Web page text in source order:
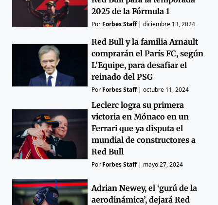
2025 de la Fórmula 1
Por Forbes Staff|diciembre 13, 2024
Red Bull y la familia Arnault
comprarán el París FC, según
L’Equipe, para desafiar el
reinado del PSG
Por Forbes Staff|octubre 11, 2024
Leclerc logra su primera
victoria en Mónaco en un
Ferrari que ya disputa el
mundial de constructores a
Red Bull
Por Forbes Staff| mayo 27, 2024
Adrian Newey, el ‘gurú de la
aerodinámica’, dejará Red